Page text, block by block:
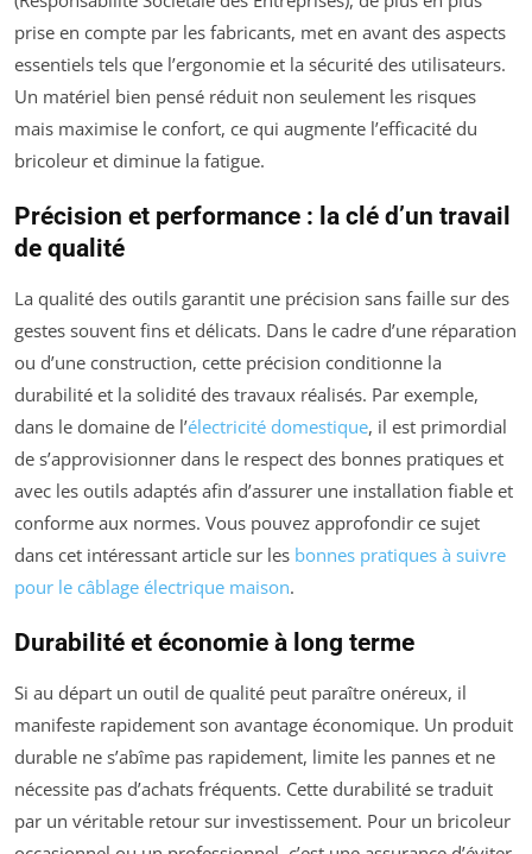
prise en compte par les fabricants, met en avant des aspects
essentiels tels que l’ergonomie et la sécurité des utilisateurs.
Un matériel bien pensé réduit non seulement les risques
mais maximise le confort, ce qui augmente l’efficacité du
bricoleur et diminue la fatigue.
Précision et performance : la clé d’un travail
de qualité
La qualité des outils garantit une précision sans faille sur des
gestes souvent fins et délicats. Dans le cadre d’une réparation
ou d’une construction, cette précision conditionne la
durabilité et la solidité des travaux réalisés. Par exemple,
dans le domaine de l’électricité domestique, il est primordial
de s’approvisionner dans le respect des bonnes pratiques et
avec les outils adaptés afin d’assurer une installation fiable et
conforme aux normes. Vous pouvez approfondir ce sujet
dans cet intéressant article sur les bonnes pratiques à suivre
pour le câblage électrique maison.
Durabilité et économie à long terme
Si au départ un outil de qualité peut paraître onéreux, il
manifeste rapidement son avantage économique. Un produit
durable ne s’abîme pas rapidement, limite les pannes et ne
nécessite pas d’achats fréquents. Cette durabilité se traduit
par un véritable retour sur investissement. Pour un bricoleur